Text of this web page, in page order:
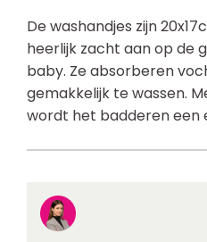
De washandjes zijn
heerlijk zacht aan op de
baby. Ze absorberen
gemakkelijk te wassen.
wordt het badderen een